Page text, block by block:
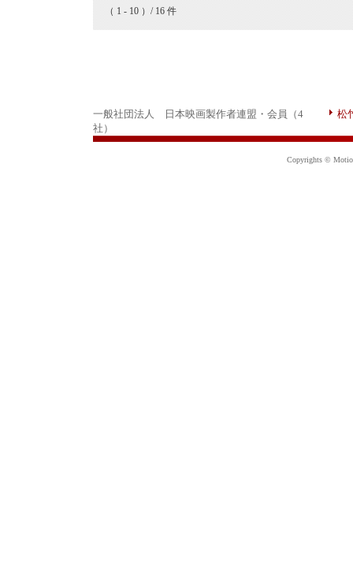
（ 1 - 10 ）/ 16 件
一般社団法人 日本映画製作者連盟・会員（4
社）
松
Copyrights ©